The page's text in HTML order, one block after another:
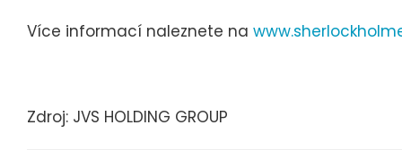
Více informací naleznete na
Zdroj: JVS HOLDING GROUP